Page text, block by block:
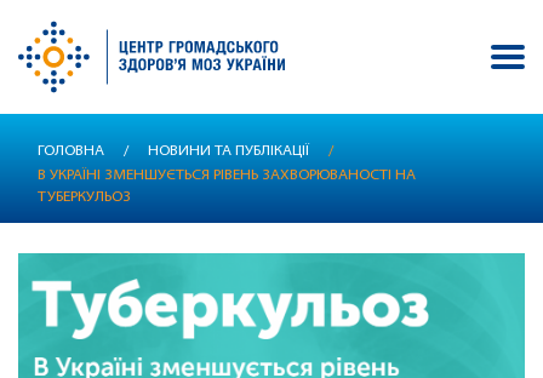
ГОЛОВНА / НОВИНИ ТА ПУБЛІКАЦІЇ
/
В УКРАЇНІ ЗМЕНШУЄТЬСЯ РІВЕНЬ ЗАХВОРЮВАНОСТІ НА
ТУБЕРКУЛЬОЗ